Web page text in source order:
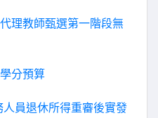
理教師甄選第一階段無
分預算
員退休所得重審後實發